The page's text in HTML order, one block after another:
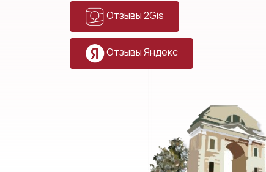
Отзывы 2Gis
Отзывы Яндекс